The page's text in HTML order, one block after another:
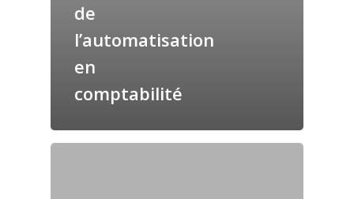
de
l’automatisation
en
comptabilité